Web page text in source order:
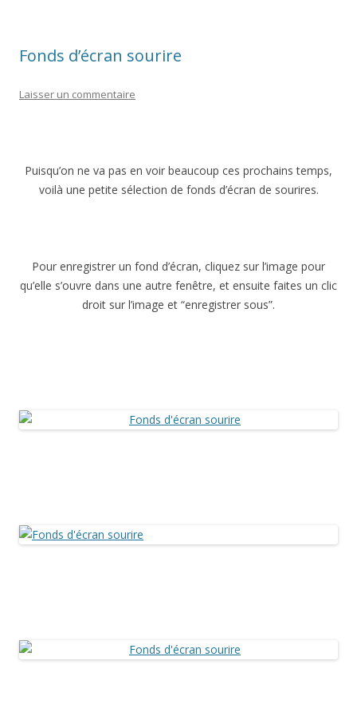
Fonds d’écran sourire
Laisser un commentaire
Puisqu’on ne va pas en voir beaucoup ces prochains temps,
voilà une petite sélection de fonds d’écran de sourires.
Pour enregistrer un fond d’écran, cliquez sur l’image pour
qu’elle s’ouvre dans une autre fenêtre, et ensuite faites un clic
droit sur l’image et “enregistrer sous”.